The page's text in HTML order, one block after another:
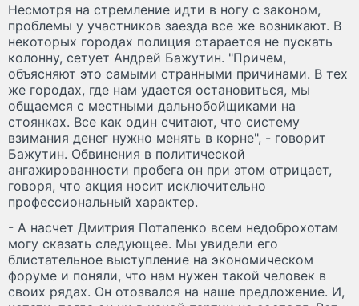
Несмотря на стремление идти в ногу с законом,
проблемы у участников заезда все же возникают. В
некоторых городах полиция старается не пускать
колонну, сетует Андрей Бажутин. "Причем,
объясняют это самыми странными причинами. В тех
же городах, где нам удается остановиться, мы
общаемся с местными дальнобойщиками на
стоянках. Все как один считают, что систему
взимания денег нужно менять в корне", - говорит
Бажутин. Обвинения в политической
ангажированности пробега он при этом отрицает,
говоря, что акция носит исключительно
профессиональный характер.
- А насчет Дмитрия Потапенко всем недоброхотам
могу сказать следующее. Мы увидели его
блистательное выступление на экономическом
форуме и поняли, что нам нужен такой человек в
своих рядах. Он отозвался на наше предложение. И,